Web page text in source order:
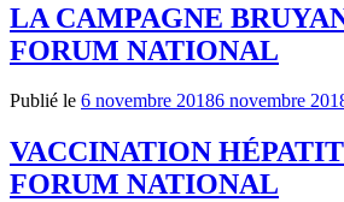
LA CAMPAGNE
FORUM NATIONAL
Publié le 6 novembre 20186 novembre
VACCINATION
FORUM NATIONAL